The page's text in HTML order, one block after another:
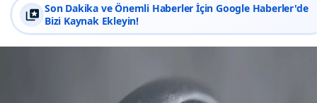
Son Dakika ve Önemli Haberler İçin Google Haberler'de
Bizi Kaynak Ekleyin!